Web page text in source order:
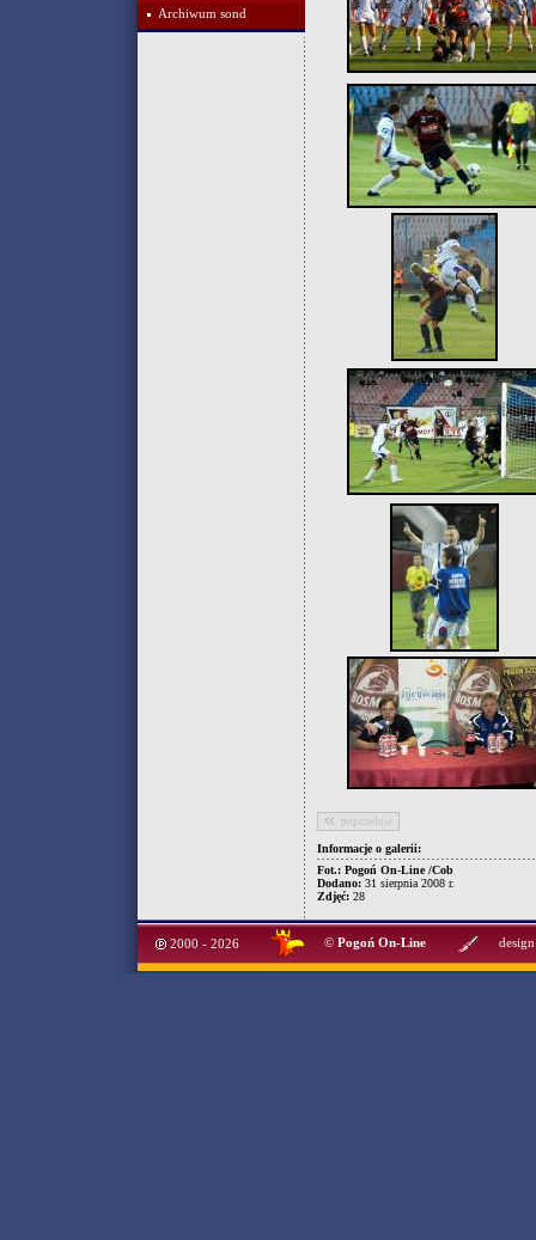
Archiwum sond
poprzednie
Informacje o galerii:
Fot.: Pogoń On-Line /Cob
Dodano: 31 sierpnia 2008 r.
Zdjęć: 28
2000 - 2026 © Pogoń On-Line